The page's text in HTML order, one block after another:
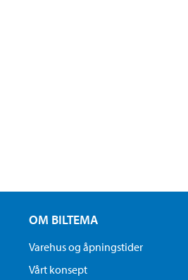
OM BILTEMA
Varehus og åpningstider
Vårt konsept